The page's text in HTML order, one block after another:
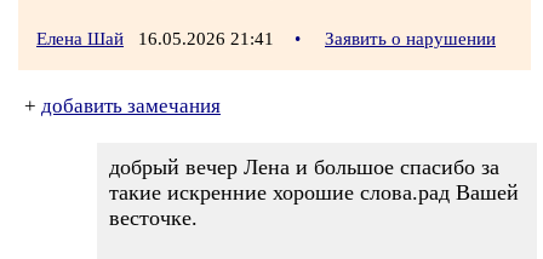
Елена Шай 16.05.2026 21:41 • Заявить о нарушении
+ добавить замечания
добрый вечер Лена и большое спасибо за
такие искренние хорошие слова.рад Вашей
весточке.